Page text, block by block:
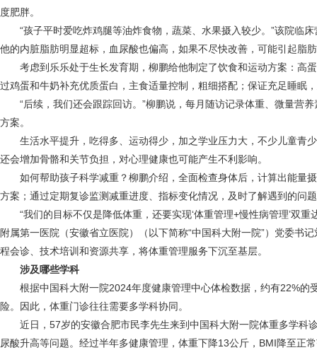
度肥胖。
“孩子平时爱吃炸鸡腿等油炸食物，蔬菜、水果摄入较少。”该院临
他的内脏脂肪明显超标，血尿酸也偏高，如果不尽快改善，可能引起脂
考虑到乐乐处于生长发育期，柳鹏给他制定了饮食和运动方案：高
过鸡蛋和牛奶补充优质蛋白，主食适量控制，粗细搭配；保证充足睡眠
“后续，我们还会跟踪回访。”柳鹏说，每月随访记录体重、微量营
方案。
生活水平提升，吃得多、运动得少，加之学业压力大，不少儿童青
还会增加骨骼和关节负担，对心理健康也可能产生不利影响。
如何帮助孩子科学减重？柳鹏介绍，全面检查身体后，计算出能量
方案；通过定期复诊监测减重进度、指标变化情况，及时了解遇到的问
“我们的目标不仅是降低体重，还要实现‘体重管理+慢性病管理’双重
附属第一医院（安徽省立医院）（以下简称“中国科大附一院”）党委书
程会诊、技术培训和资源共享，将体重管理服务下沉至基层。
涉及哪些学科
根据中国科大附一院2024年度健康管理中心体检数据，约有22%的
险。因此，体重门诊往往需要多学科协同。
近日，57岁的安徽合肥市民李先生来到中国科大附一院体重多学科
尿酸升高等问题。经过半年多健康管理，体重下降13公斤，BMI降至正